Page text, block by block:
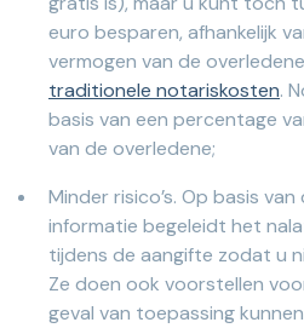
euro besparen, afhankelijk
vermogen van de
traditionele notariskosten.
basis van een percentage
van de overledene;
Minder risico’s. Op basis
informatie begeleidt het
tijdens de aangifte zodat u
Ze doen ook voorstellen
geval van toepassing